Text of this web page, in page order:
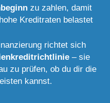
zu zahlen, damit
Kreditraten belastet
richtet sich
– sie
zu prüfen, ob du dir die
kannst.